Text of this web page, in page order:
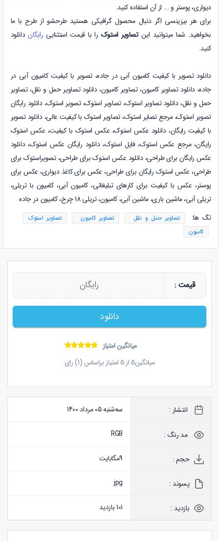
دیواری، پوستر و ... از آن استفاده کنید.
برای هر بیزینسی اگر دنبال محصول گرافیکی هستید طرحشو از طرح با ما
بخواهید. شما میتوانید این تصاویر استوک را با قیمت استثنایی رایگان دانلود
کنید.
دانلود تصویر با کیفیت کامیون آبی در جاده، تصویر با کیفیت کامیون آبی در
جاده، دانلودتصاویر کامیون،تصاویر کامیون،دانلودتصاویر حمل و نقل،تصاویر
حمل و نقل،دانلودتصاویر استوک،تصاویر استوک، تصویر استوک، دانلود رایگان
تصویر استوک، مرجع تصایر استوک، تصاویر استوک با کیفیت عالی، دانلود تصویر
با کیفیت رایگان، دانلود عکس استوک، عکس استوک با کیفیت، عکس استوک
رایگان، مرجع عکس استوک، فایل استوک، دانلود رایگان عکس استوک، دانلود
عکس رایگان برای طراحی، دانلود عکس استوک برای طراحی، تصویراستوک برای
طراحی، عکس استوک رایگان برای طراحی، عکس برای کاغذ دیواری، عکس برای
پوستر، عکس با کیفیت برای کارهای تبلیغاتی، کامیون آبی، کامیون با تریلی،
تریلی آبی، ماشین باری، ماشین آبی، کامیون، تریلی 18 چرخ، کامیون در جاده
تگ ها:
تصاویر حمل و نقل تصاویر کامیون
تصاویر استوک
کامیون
قیمت : رایگان
دانلود
میانگین امتیاز
میانگین5از5امتیاز براساس (1) رای
انتشار : سه‌شنبه 05 مرداد 1400
مد رنگ : RGB
حجم : 9مگابایت
پسوند : jpg
بازدید : 101 بازدید